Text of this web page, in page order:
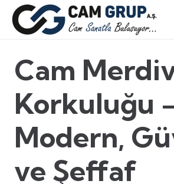
Cam
Korkuluğu
Modern,
ve Şeffaf